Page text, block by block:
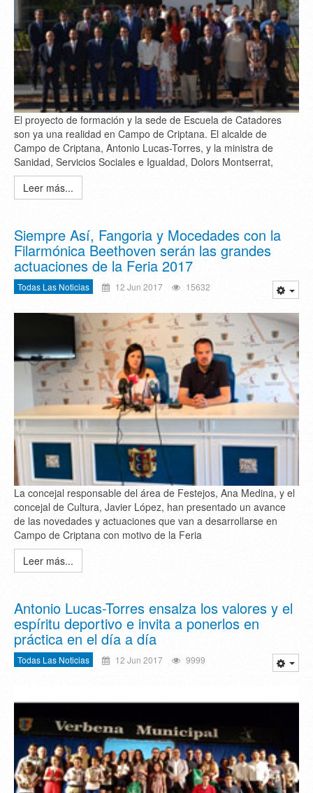
El proyecto de formación y la sede de Escuela de Catadores
son ya una realidad en Campo de Criptana. El alcalde de
Campo de Criptana, Antonio Lucas-Torres, y la ministra de
Sanidad, Servicios Sociales e Igualdad, Dolors Montserrat,
Leer más...
Siempre Así, Fangoria y Mocedades con la
Filarmónica Beethoven serán las grandes
actuaciones de la Feria 2017
Todas Las Noticias 12 Jun 2017 15632
La concejal responsable del área de Festejos, Ana Medina, y el
concejal de Cultura, Javier López, han presentado un avance
de las novedades y actuaciones que van a desarrollarse en
Campo de Criptana con motivo de la Feria
Leer más...
Antonio Lucas-Torres ensalza los valores y el
espíritu deportivo e invita a ponerlos en
práctica en el día a día
Todas Las Noticias 12 Jun 2017 9999